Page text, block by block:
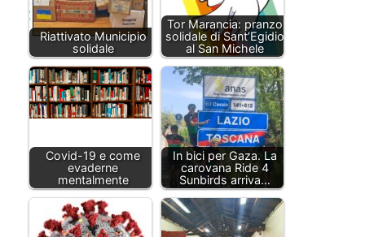
Riattivato Municipio
solidale
Tor Marancia: pranzo
solidale di Sant’Egidio
al San Michele
Covid-19 e come
evaderne
mentalmente
In bici per Gaza. La
carovana Ride 4
Sunbirds arriva…